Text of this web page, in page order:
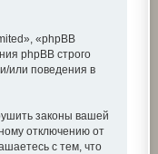
«phpBB
phpBB строго
или поведения в
законы вашей
отключению от
с тем, что